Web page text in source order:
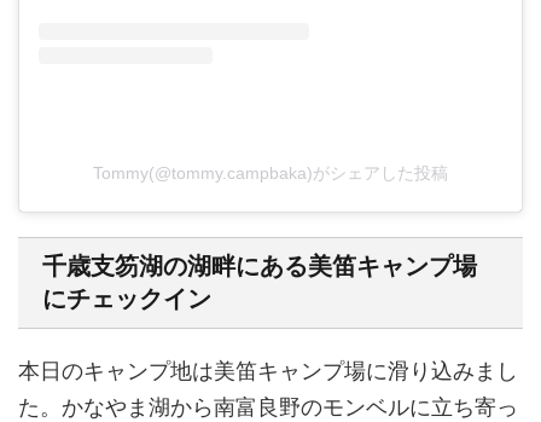
Tommy(@tommy.campbaka)がシェアした投稿
千歳支笏湖の湖畔にある美笛キャンプ場
にチェックイン
本日のキャンプ地は美笛キャンプ場に滑り込みまし
た。かなやま湖から南富良野のモンベルに立ち寄っ